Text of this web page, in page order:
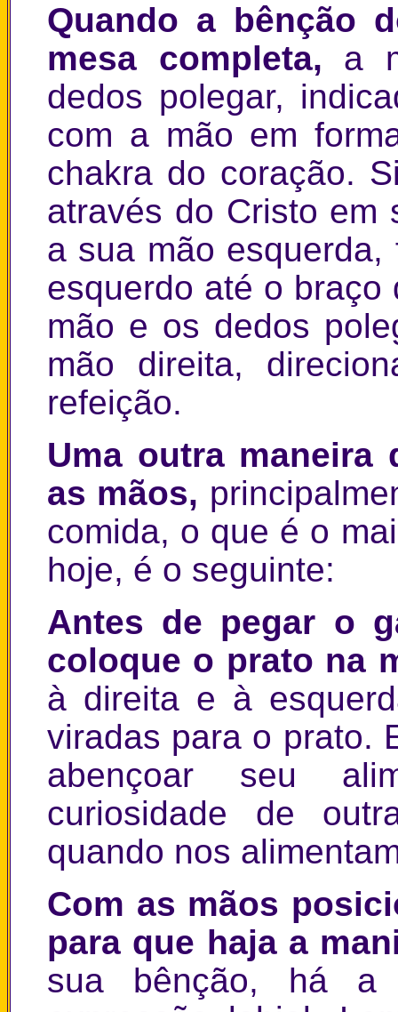
Quando a bênção
mesa completa, a
dedos polegar,
com a mão em
chakra do coração.
através do Cristo em
a sua mão
esquerdo até o braço
mão e os dedos
mão direita,
refeição.
Uma outra maneira
as mãos,
comida, o que é o
hoje, é o seguinte:
Antes de pegar o
coloque o prato na
à direita e à
viradas para o prato.
abençoar seu
curiosidade de
quando nos
Com as mãos
para que haja a
sua bênção, há a